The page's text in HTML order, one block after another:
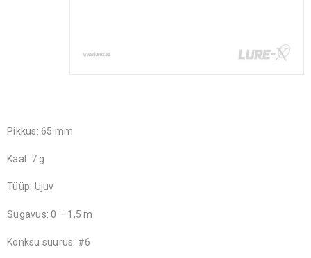
Pikkus: 65 mm
Kaal: 7 g
Tüüp: Ujuv
Sügavus: 0 – 1,5 m
Konksu suurus: #6